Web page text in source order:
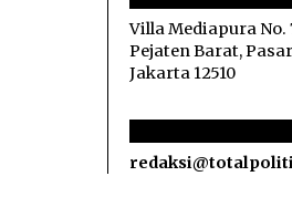
Villa Mediapura No.
Pejaten Barat,
Jakarta 12510